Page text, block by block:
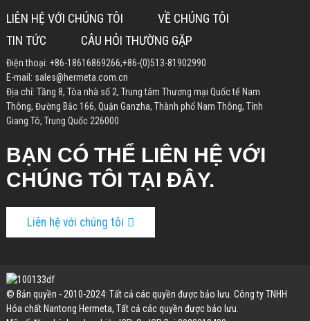
LIÊN HỆ VỚI CHÚNG TÔI
VỀ CHÚNG TÔI
TIN TỨC
CÂU HỎI THƯỜNG GẶP
Điện thoại: +86-18616869266;+86-(0)513-81902990
E-mail: sales@hermeta.com.cn
Địa chỉ: Tầng 8, Tòa nhà số 2, Trung tâm Thương mại Quốc tế Nam
Thông, Đường Bắc 166, Quận Ganzha, Thành phố Nam Thông, Tỉnh
Giang Tô, Trung Quốc 226000
BẠN CÓ THỂ LIÊN HỆ VỚI
CHÚNG TÔI TẠI ĐÂY.
Liên hệ với chúng tôi
© Bản quyền - 2010-2024: Tất cả các quyền được bảo lưu. Công ty TNHH
Hóa chất Nantong Hermeta, Tất cả các quyền được bảo lưu.